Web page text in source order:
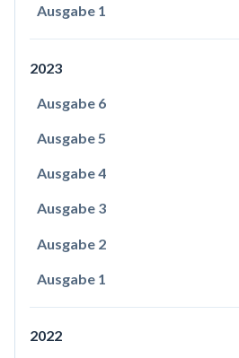
Ausgabe 1
2023
Ausgabe 6
Ausgabe 5
Ausgabe 4
Ausgabe 3
Ausgabe 2
Ausgabe 1
2022